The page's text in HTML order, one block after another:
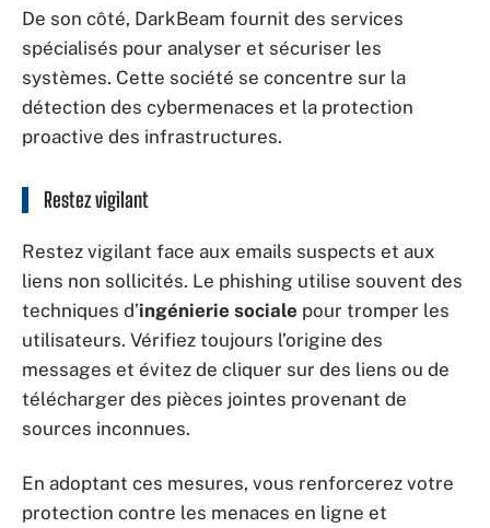
De son côté, DarkBeam fournit des services
spécialisés pour analyser et sécuriser les
systèmes. Cette société se concentre sur la
détection des cybermenaces et la protection
proactive des infrastructures.
Restez vigilant
Restez vigilant face aux emails suspects et aux
liens non sollicités. Le phishing utilise souvent des
techniques d’ingénierie sociale pour tromper les
utilisateurs. Vérifiez toujours l’origine des
messages et évitez de cliquer sur des liens ou de
télécharger des pièces jointes provenant de
sources inconnues.
En adoptant ces mesures, vous renforcerez votre
protection contre les menaces en ligne et